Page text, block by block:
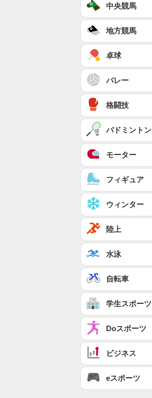
中央競馬
地方競馬
卓球
バレー
格闘技
バドミントン
モーター
フィギュア
ウィンター
陸上
水泳
自転車
学生スポーツ
Doスポーツ
ビジネス
eスポーツ